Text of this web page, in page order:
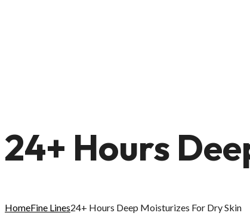
24+ Hours
HomeFine Lines24+ Hours Deep Moisturizes For Dry Skin